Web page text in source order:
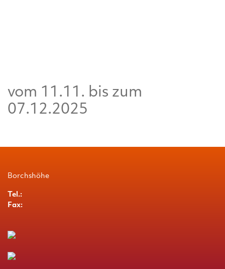
vom 11.11. bis zum
07.12.2025
Borchshöhe
Tel.:
Fax: